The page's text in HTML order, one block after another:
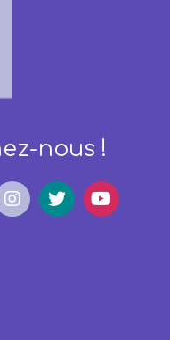
nous !